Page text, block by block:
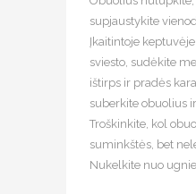
supjaustykite
Įkaitintoje
sviesto, sudėkite
ištirps ir pradės
suberkite obuolius
Troškinkite, kol
suminkštės, bet
Nukelkite nuo